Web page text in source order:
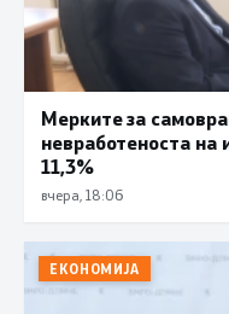
Мерките за
невработеноста на
11,3%
вчера, 18:06
ЕКОНОМИЈА